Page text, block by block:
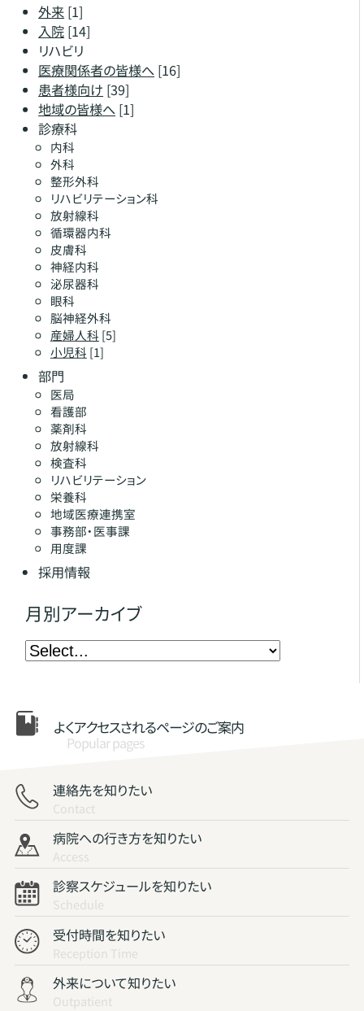
外来[1]
入院[14]
リハビリ
医療関係者の皆様へ[16]
患者様向け [39]
地域の皆様へ[1]
診療科
内科
外科
整形外科
リハビリテーション科
放射線科
循環器内科
皮膚科
神経内科
泌尿器科
眼科
脳神経外科
産婦人科 [5]
小児科 [1]
部門
医局
看護部
薬剤科
放射線科
検査科
リハビリテーション
栄養科
地域医療連携室
事務部・医事課
用度課
採用情報
月別アーカイブ
よくアクセスされるページのご案内
Popular pages
連絡先を知りたい
Contact
病院への行き方を知りたい
Access
診察スケジュールを知りたい
Schedule
受付時間を知りたい
Reception Time
外来について知りたい
Outpatient